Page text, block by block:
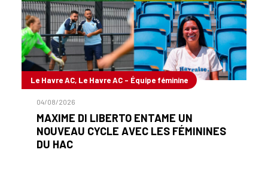
Le Havre AC, Le Havre AC - Équipe féminine
04/08/2026
MAXIME DI LIBERTO ENTAME UN
NOUVEAU CYCLE AVEC LES FÉMININES
DU HAC